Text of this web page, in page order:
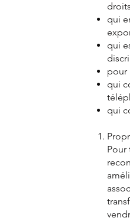
qui
qui
pour
qui
qui
Pour